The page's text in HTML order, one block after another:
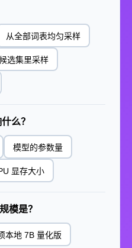
从全部词表均匀采样
选集里采样
么？
模型的参数量
显存大小
模是？
本地 7B 量化版